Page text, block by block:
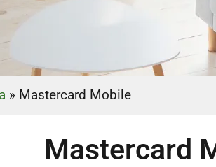
» Mastercard Mobile
Mastercard